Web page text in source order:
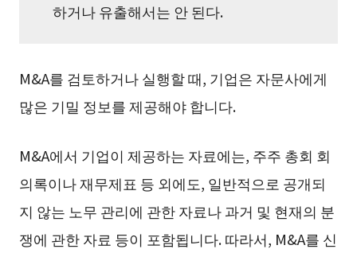
하거나 유출해서는 안 된다.
M&A를 검토하거나 실행할 때, 기업은 자문사에게
많은 기밀 정보를 제공해야 합니다.
M&A에서 기업이 제공하는 자료에는, 주주 총회 회
의록이나 재무제표 등 외에도, 일반적으로 공개되
지 않는 노무 관리에 관한 자료나 과거 및 현재의 분
쟁에 관한 자료 등이 포함됩니다. 따라서, M&A를 신